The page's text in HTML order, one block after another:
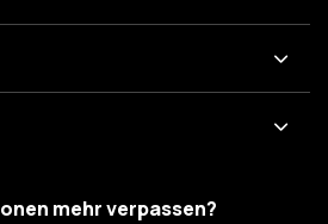
mehr verpassen?